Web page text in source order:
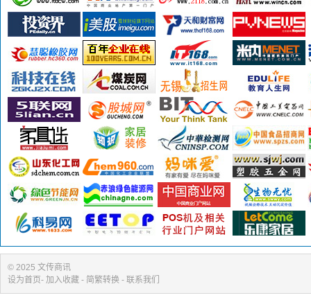
© 2025 文传商讯
设为首页- 加入收藏 - 简繁转换 - 联系我们